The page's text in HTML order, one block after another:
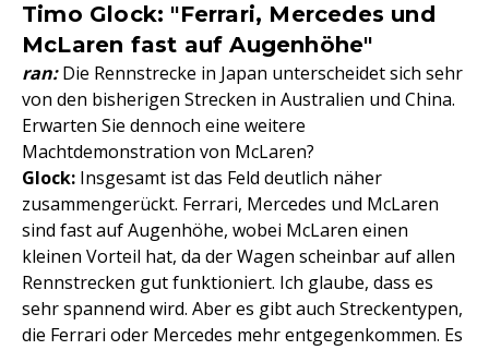
Timo Glock: "Ferrari, Mercedes und
McLaren fast auf Augenhöhe"
ran:Die Rennstrecke in Japan unterscheidet sich sehr
von den bisherigen Strecken in Australien und China.
Erwarten Sie dennoch eine weitere
Machtdemonstration von McLaren?
Glock: Insgesamt ist das Feld deutlich näher
zusammengerückt. Ferrari, Mercedes und McLaren
sind fast auf Augenhöhe, wobei McLaren einen
kleinen Vorteil hat, da der Wagen scheinbar auf allen
Rennstrecken gut funktioniert. Ich glaube, dass es
sehr spannend wird. Aber es gibt auch Streckentypen,
die Ferrari oder Mercedes mehr entgegenkommen. Es